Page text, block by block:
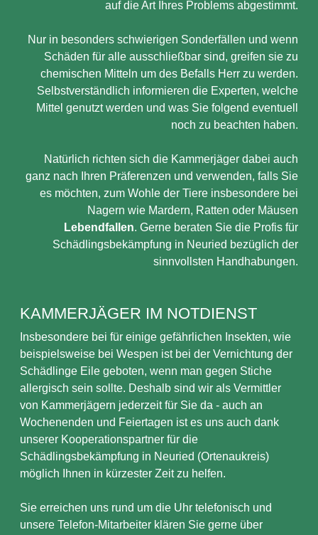
auf die Art Ihres Problems abgestimmt.
Nur in besonders schwierigen Sonderfällen und wenn
Schäden für alle ausschließbar sind, greifen sie zu
chemischen Mitteln um des Befalls Herr zu werden.
Selbstverständlich informieren die Experten, welche
Mittel genutzt werden und was Sie folgend eventuell
noch zu beachten haben.
Natürlich richten sich die Kammerjäger dabei auch
ganz nach Ihren Präferenzen und verwenden, falls Sie
es möchten, zum Wohle der Tiere insbesondere bei
Nagern wie Mardern, Ratten oder Mäusen
Lebendfallen. Gerne beraten Sie die Profis für
Schädlingsbekämpfung in Neuried bezüglich der
sinnvollsten Handhabungen.
KAMMERJÄGER IM NOTDIENST
Insbesondere bei für einige gefährlichen Insekten, wie
beispielsweise bei Wespen ist bei der Vernichtung der
Schädlinge Eile geboten, wenn man gegen Stiche
allergisch sein sollte. Deshalb sind wir als Vermittler
von Kammerjägern jederzeit für Sie da - auch an
Wochenenden und Feiertagen ist es uns auch dank
unserer Kooperationspartner für die
Schädlingsbekämpfung in Neuried (Ortenaukreis)
möglich Ihnen in kürzester Zeit zu helfen.
Sie erreichen uns rund um die Uhr telefonisch und
unsere Telefon-Mitarbeiter klären Sie gerne über